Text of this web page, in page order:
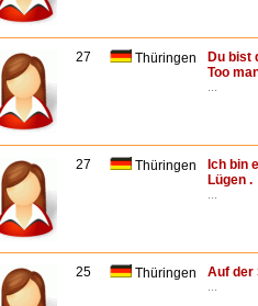
27 Thüringen
Du bist
Too
27 Thüringen
Ich bin
Lügen .
25 Thüringen Auf der